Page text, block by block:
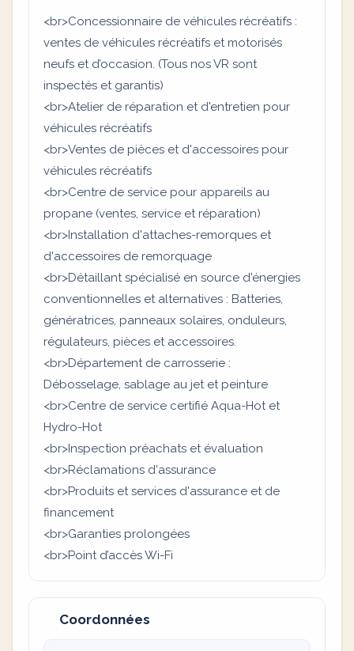
<br>Concessionnaire de véhicules récréatifs :
ventes de véhicules récréatifs et motorisés
neufs et d’occasion. (Tous nos VR sont
inspectés et garantis)
<br>Atelier de réparation et d'entretien pour
véhicules récréatifs
<br>Ventes de pièces et d'accessoires pour
véhicules récréatifs
<br>Centre de service pour appareils au
propane (ventes, service et réparation)
<br>Installation d'attaches-remorques et
d'accessoires de remorquage
<br>Détaillant spécialisé en source d'énergies
conventionnelles et alternatives : Batteries,
génératrices, panneaux solaires, onduleurs,
régulateurs, pièces et accessoires.
<br>Département de carrosserie :
Débosselage, sablage au jet et peinture
<br>Centre de service certifié Aqua-Hot et
Hydro-Hot
<br>Inspection préachats et évaluation
<br>Réclamations d'assurance
<br>Produits et services d'assurance et de
financement
<br>Garanties prolongées
<br>Point d’accès Wi-Fi
Coordonnées